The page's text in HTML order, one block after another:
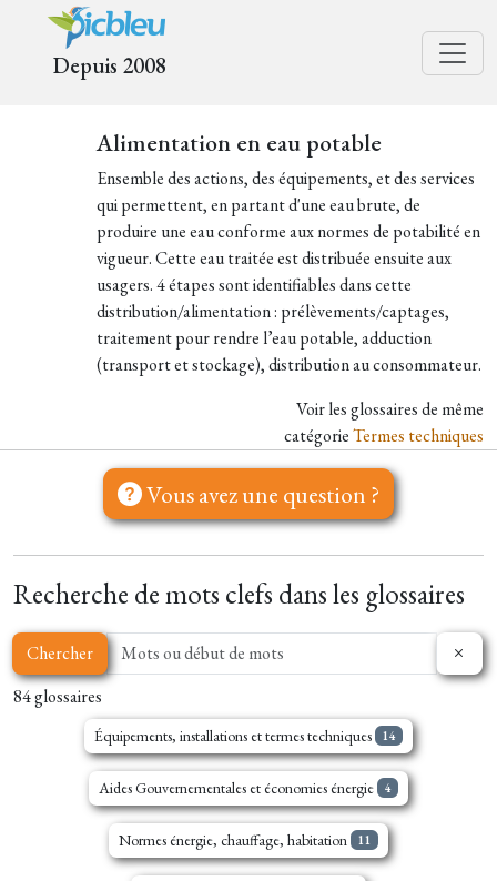
Depuis 2008
Alimentation en eau potable
Ensemble des actions, des équipements, et des services
qui permettent, en partant d'une eau brute, de
produire une eau conforme aux normes de potabilité en
vigueur. Cette eau traitée est distribuée ensuite aux
usagers. 4 étapes sont identifiables dans cette
distribution/alimentation : prélèvements/captages,
traitement pour rendre l’eau potable, adduction
(transport et stockage), distribution au consommateur.
Voir les glossaires de même
catégorieTermes techniques
Vous avez une question ?
Recherche de mots clefs dans les glossaires
Chercher
84 glossaires
Équipements, installations et termes techniques 14
Aides Gouvernementales et économies énergie 4
Normes énergie, chauffage, habitation 11